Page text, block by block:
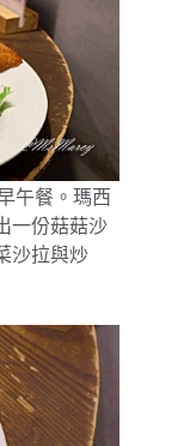
午餐。瑪西
一份菇菇沙
沙拉與炒